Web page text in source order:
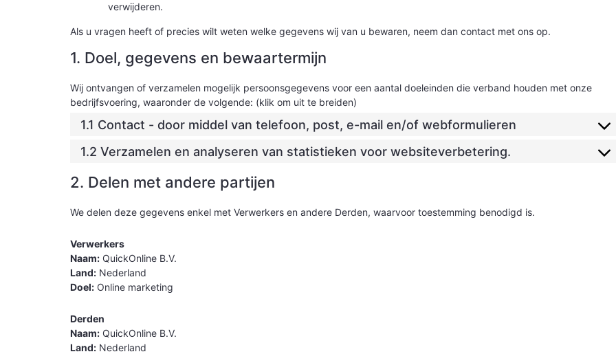
verwijderen.
Als u vragen heeft of precies wilt weten welke gegevens wij van u bewaren, neem dan contact met ons op.
1. Doel, gegevens en bewaartermijn
Wij ontvangen of verzamelen mogelijk persoonsgegevens voor een aantal doeleinden die verband houden met onze
bedrijfsvoering, waaronder de volgende: (klik om uit te breiden)
1.1 Contact - door middel van telefoon, post, e-mail en/of webformulieren
1.2 Verzamelen en analyseren van statistieken voor websiteverbetering.
2. Delen met andere partijen
We delen deze gegevens enkel met Verwerkers en andere Derden, waarvoor toestemming benodigd is.
Verwerkers
Naam: QuickOnline B.V.
Land: Nederland
Doel: Online marketing
Derden
Naam: QuickOnline B.V.
Land: Nederland